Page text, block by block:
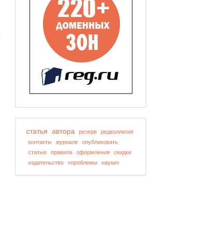
статья автора резерв
редколлегия
контакты
журнале
опубликовать
статью
правила оформления
скидки
издательство
«проблемы науки»